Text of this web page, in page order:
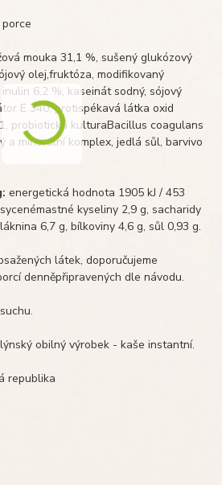
mouka 31,1 %, sušený glukózový
olej,fruktóza, modifikovaný
6,2 %, kaseinát sodný, sójový
E 340, protispékavá látka oxid
probiotická kulturaBacillus coagulans
a minerální komplex, jedlá sůl, barvivo
energetická hodnota 1905 kJ / 453
kyseliny 2,9 g, sacharidy
6,7 g, bílkoviny 4,6 g, sůl 0,93 g.
látek, doporučujeme
denněpřipravených dle návodu.
obilný výrobek - kaše instantní.
republika